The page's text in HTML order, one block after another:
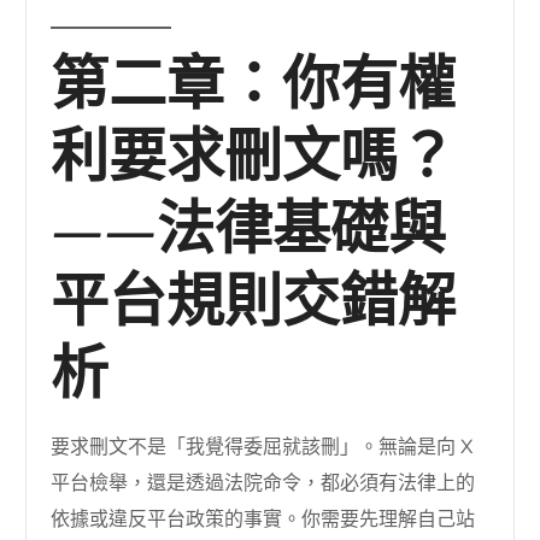
第二章：你有權
利要求刪文嗎？
——法律基礎與
平台規則交錯解
析
要求刪文不是「我覺得委屈就該刪」。無論是向 X
平台檢舉，還是透過法院命令，都必須有法律上的
依據或違反平台政策的事實。你需要先理解自己站